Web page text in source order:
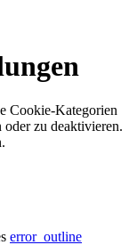
Cookie-Kategorien
zu deaktivieren.
error_outline